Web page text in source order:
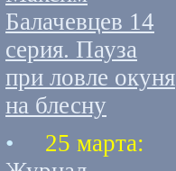
Балачевцев 14
серия. Пауза
при ловле окуня
на блесну
• 25 марта: